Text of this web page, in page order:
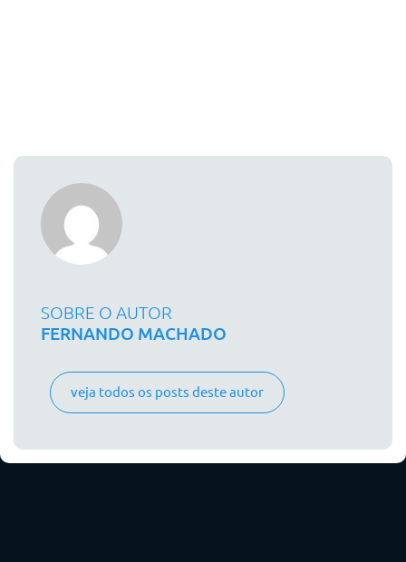
SOBRE O AUTOR
FERNANDO MACHADO
veja todos os posts deste autor